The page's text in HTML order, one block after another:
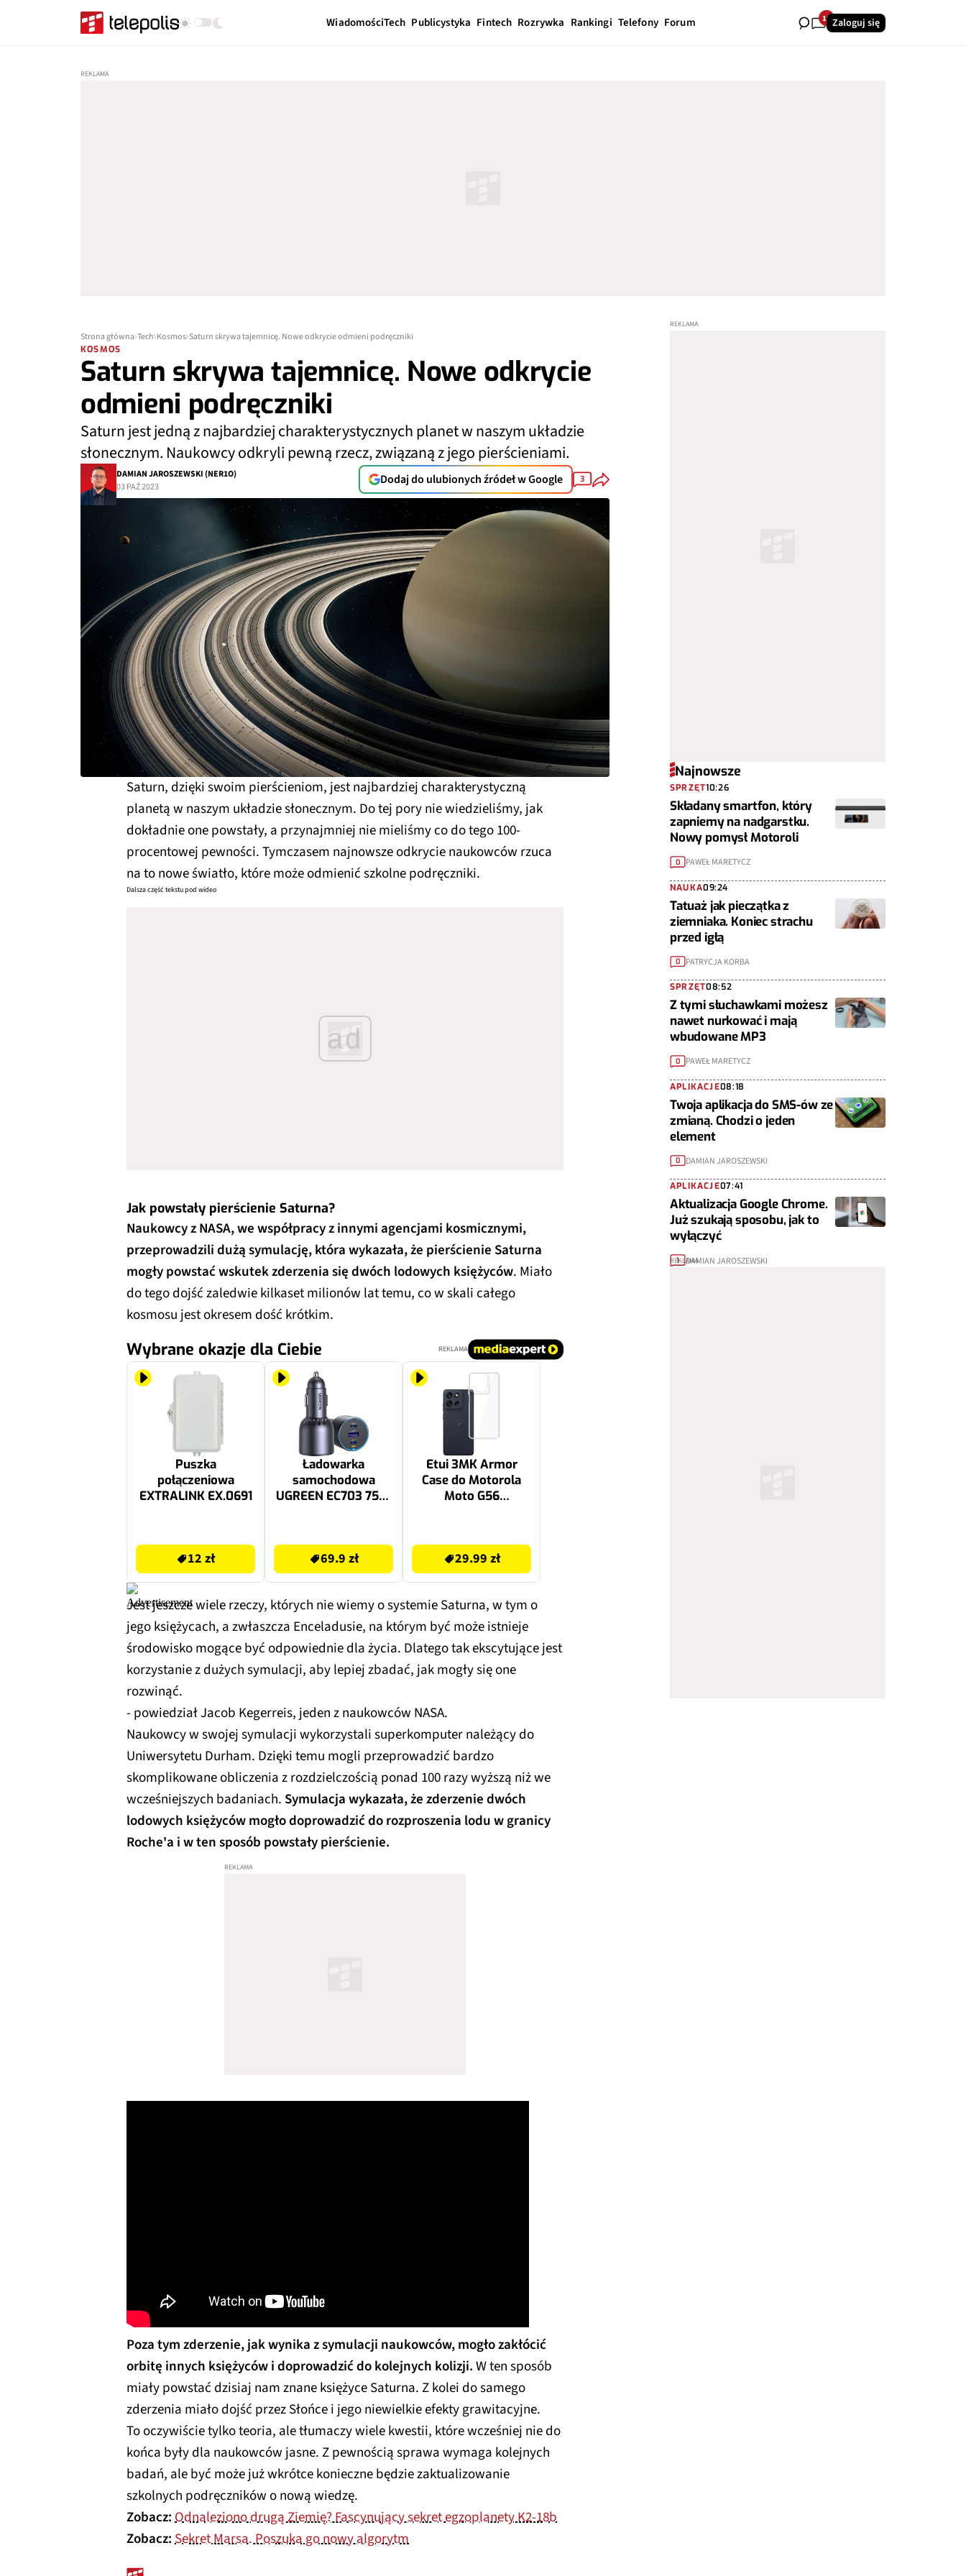
WiadomościTech Publicystyka Fintech Rozrywka Rankingi Telefony Forum 15Zaloguj się
Strona główna Tech Kosmos Saturn skrywa tajemnicę. Nowe odkrycie odmieni podręczniki
KOSMOS
Saturn skrywa tajemnicę. Nowe odkrycie
odmieni podręczniki
Saturn jest jedną z najbardziej charakterystycznych planet w naszym układzie
słonecznym. Naukowcy odkryli pewną rzecz, związaną z jego pierścieniami.
DAMIAN JAROSZEWSKI (NER1O)
03 PAŹ 2023
Dodaj do ulubionych źródeł w Google 3
Saturn, dzięki swoim pierścieniom, jest najbardziej charakterystyczną
planetą w naszym układzie słonecznym. Do tej pory nie wiedzieliśmy, jak
dokładnie one powstały, a przynajmniej nie mieliśmy co do tego 100-
procentowej pewności. Tymczasem najnowsze odkrycie naukowców rzuca
na to nowe światło, które może odmienić szkolne podręczniki.
Dalsza część tekstu pod wideo
ad
Jak powstały pierścienie Saturna?
Naukowcy z NASA, we współpracy z innymi agencjami kosmicznymi,
przeprowadzili dużą symulację, która wykazała, że pierścienie Saturna
mogły powstać wskutek zderzenia się dwóch lodowych księżyców. Miało
do tego dojść zaledwie kilkaset milionów lat temu, co w skali całego
kosmosu jest okresem dość krótkim.
Wybrane okazje dla Ciebie REKLAMA
Puszka
połączeniowa
EXTRALINK EX.0691
12 zł
Ładowarka
samochodowa
UGREEN EC703 75W
69.9 zł
Etui 3MK Armor
Case do Motorola
Moto G56
29.99 zł
Jest jeszcze wiele rzeczy, których nie wiemy o systemie Saturna, w tym o
jego księżycach, a zwłaszcza Enceladusie, na którym być może istnieje
środowisko mogące być odpowiednie dla życia. Dlatego tak ekscytujące jest
korzystanie z dużych symulacji, aby lepiej zbadać, jak mogły się one
rozwinąć.
- powiedział Jacob Kegerreis, jeden z naukowców NASA.
Naukowcy w swojej symulacji wykorzystali superkomputer należący do
Uniwersytetu Durham. Dzięki temu mogli przeprowadzić bardzo
skomplikowane obliczenia z rozdzielczością ponad 100 razy wyższą niż we
wcześniejszych badaniach. Symulacja wykazała, że zderzenie dwóch
lodowych księżyców mogło doprowadzić do rozproszenia lodu w granicy
Roche'a i w ten sposób powstały pierścienie.
Poza tym zderzenie, jak wynika z symulacji naukowców, mogło zakłócić
orbitę innych księżyców i doprowadzić do kolejnych kolizji.W ten sposób
miały powstać dzisiaj nam znane księżyce Saturna. Z kolei do samego
zderzenia miało dojść przez Słońce i jego niewielkie efekty grawitacyjne.
To oczywiście tylko teoria, ale tłumaczy wiele kwestii, które wcześniej nie do
końca były dla naukowców jasne. Z pewnością sprawa wymaga kolejnych
badań, ale być może już wkrótce konieczne będzie zaktualizowanie
szkolnych podręczników o nową wiedzę.
Zobacz:Odnaleziono drugą Ziemię? Fascynujący sekret egzoplanety K2-18b
Zobacz:Sekret Marsa. Poszuka go nowy algorytm
Najnowsze
SPRZĘT10:26
Składany smartfon, który
zapniemy na nadgarstku.
Nowy pomysł Motoroli
0 PAWEŁ MARETYCZ
NAUKA09:24
Tatuaż jak pieczątka z
ziemniaka. Koniec strachu
przed igłą
0 PATRYCJA KORBA
SPRZĘT08:52
Z tymi słuchawkami możesz
nawet nurkować i mają
wbudowane MP3
0 PAWEŁ MARETYCZ
APLIKACJE08:18
Twoja aplikacja do SMS-ów ze
zmianą. Chodzi o jeden
element
0 DAMIAN JAROSZEWSKI
APLIKACJE07:41
Aktualizacja Google Chrome.
Już szukają sposobu, jak to
wyłączyć
1 DAMIAN JAROSZEWSKI